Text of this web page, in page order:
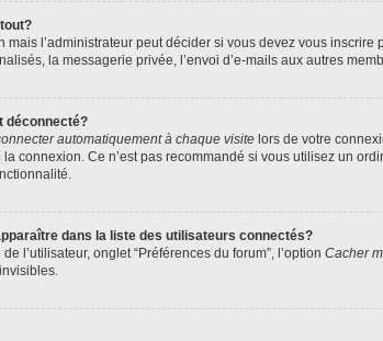
mais l’administrateur peut décider si vous devez vous
la messagerie privée, l’envoi d’e-mails aux autres
déconnecté?
automatiquement à chaque visite lors de votre
connexion. Ce n’est pas recommandé si vous utilisez un
dans la liste des utilisateurs connectés?
l’utilisateur, onglet “Préférences du forum”, l’option Cacher